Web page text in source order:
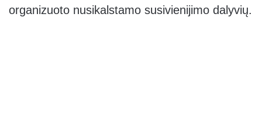
organizuoto nusikalstamo susivienijimo dalyvių.